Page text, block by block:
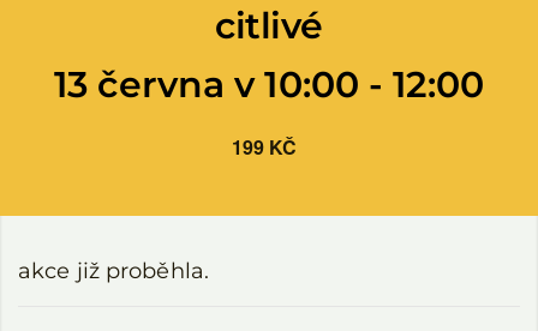
citlivé
13 června v 10:00 -12:00
199 KČ
akce již proběhla.